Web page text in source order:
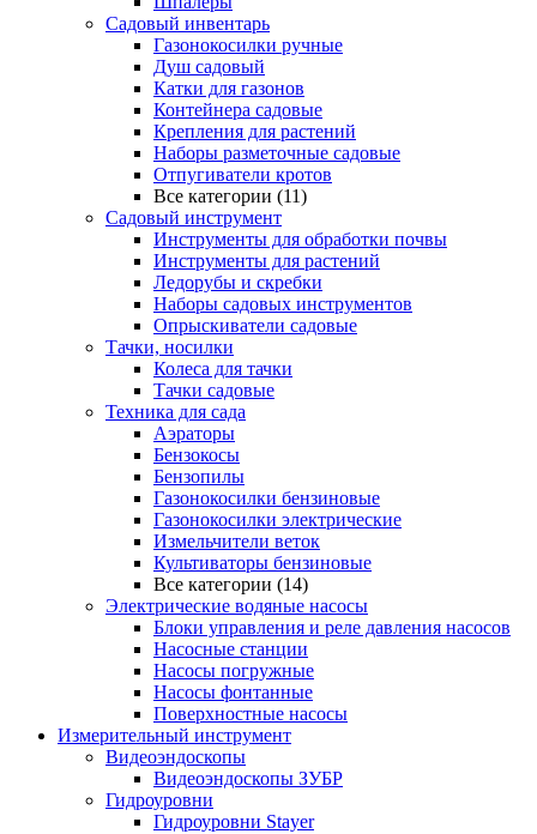
Садовый инвентарь
Газонокосилки ручные
Душ садовый
Катки для газонов
Контейнера садовые
Крепления для растений
Наборы разметочные садовые
Отпугиватели кротов
Все категории (11)
Садовый инструмент
Инструменты для обработки почвы
Инструменты для растений
Ледорубы и скребки
Наборы садовых инструментов
Опрыскиватели садовые
Тачки, носилки
Колеса для тачки
Тачки садовые
Техника для сада
Аэраторы
Бензокосы
Бензопилы
Газонокосилки бензиновые
Газонокосилки электрические
Измельчители веток
Культиваторы бензиновые
Все категории (14)
Электрические водяные насосы
Блоки управления и реле давления насосов
Насосные станции
Насосы погружные
Насосы фонтанные
Поверхностные насосы
Измерительный инструмент
Видеоэндоскопы
Видеоэндоскопы ЗУБР
Гидроуровни
Гидроуровни Stayer